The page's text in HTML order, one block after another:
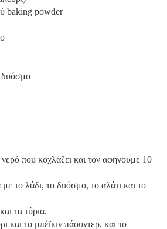
baking powder
δυόσμο
που κοχλάζει και τον αφήνουμε 10
το λάδι, το δυόσμο, το αλάτι και το
τα τύρια.
και το μπέϊκιν πάουντερ, και το